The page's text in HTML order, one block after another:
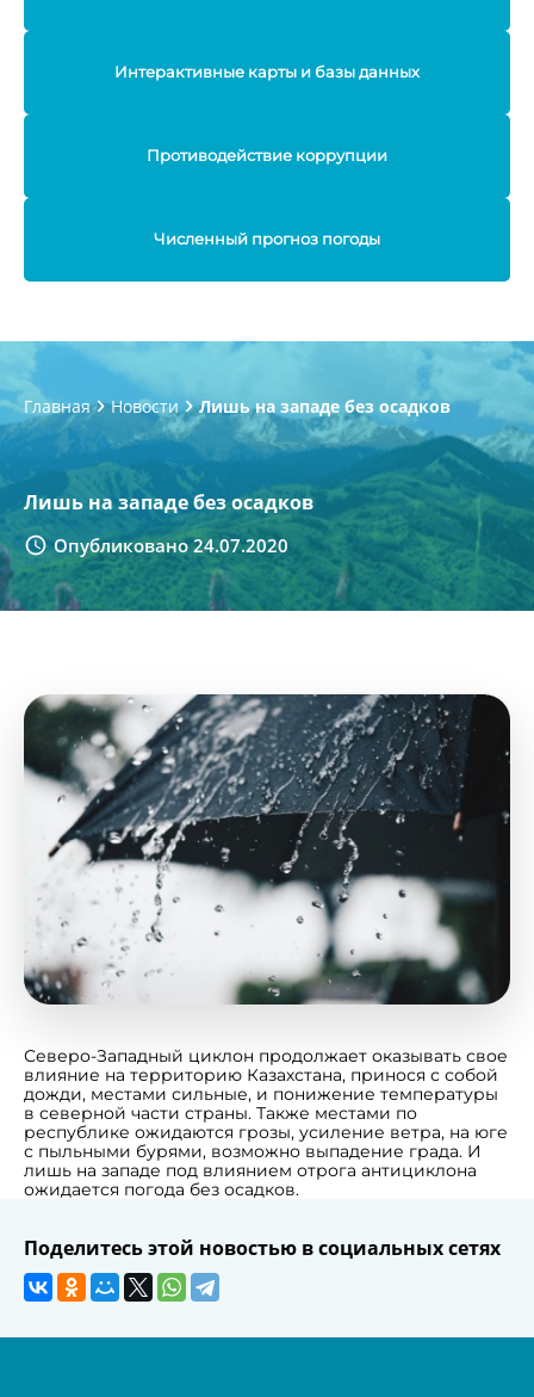
Интерактивные карты и базы данных
Противодействие коррупции
Численный прогноз погоды
Главная Новости Лишь на западе без осадков
Лишь на западе без осадков
Опубликовано 24.07.2020
Северо-Западный циклон продолжает оказывать свое
влияние на территорию Казахстана, принося с собой
дожди, местами сильные, и понижение температуры
в северной части страны. Также местами по
республике ожидаются грозы, усиление ветра, на юге
с пыльными бурями, возможно выпадение града. И
лишь на западе под влиянием отрога антициклона
ожидается погода без осадков.
Поделитесь этой новостью в социальных сетях